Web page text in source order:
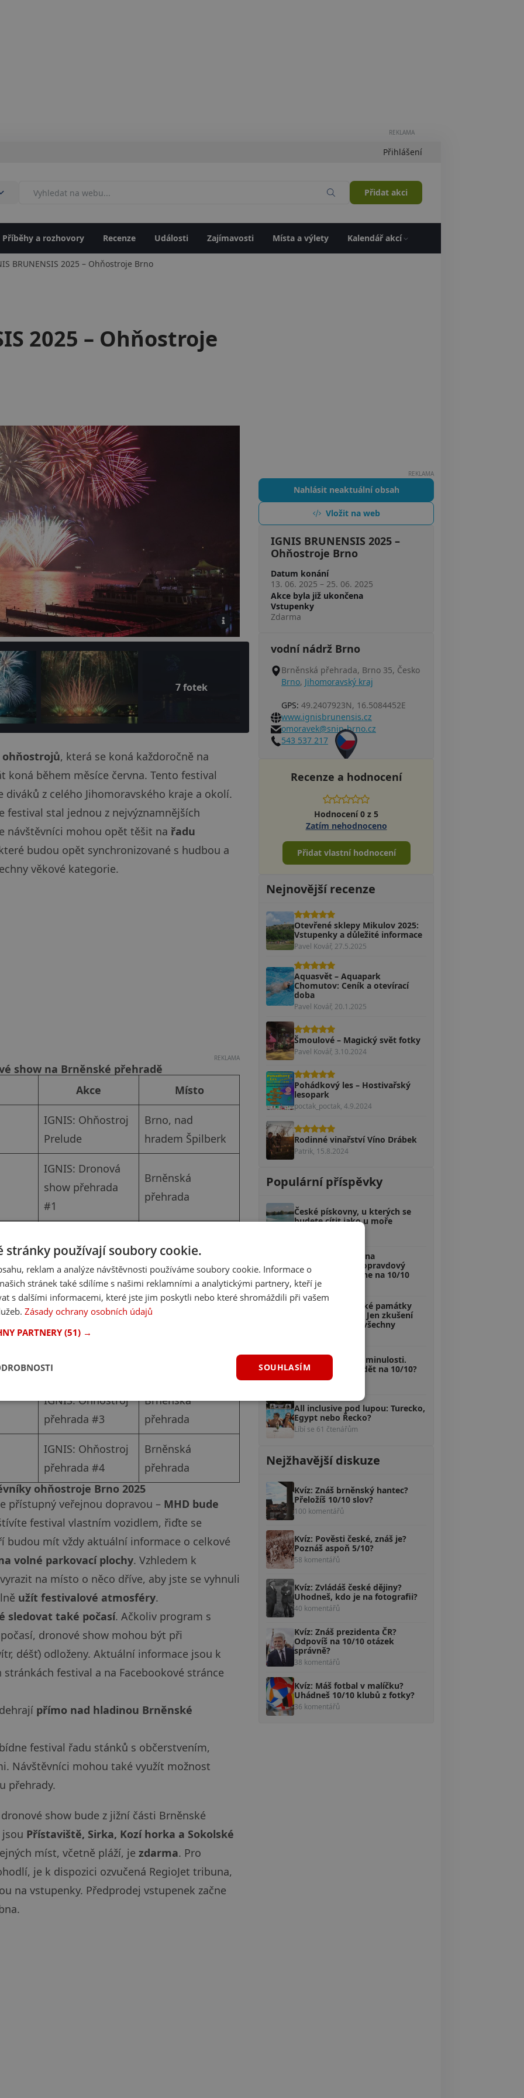
REKLAMA
Přihlášení
Přidat akci
Příběhy a rozhovory Recenze Události Zajímavosti Místa a výlety Kalendář akcí
BRUNENSIS 2025 – Ohňostroje Brno
2025 – Ohňostroje
7 fotek
, která se koná každoročně na
koná během měsíce června. Tento festival
z celého Jihomoravského kraje a okolí.
festival stal jednou z nejvýznamnějších
návštěvníci mohou opět těšit na řadu
budou opět synchronizované s hudbou a
věkové kategorie.
REKLAMA
show na Brněnské přehradě
Akce Místo
IGNIS: Ohňostroj
Prelude
Brno, nad
hradem Špilberk
IGNIS: Dronová
show přehrada
#1
Brněnská
přehrada
přehrada #1
přehrada
IGNIS: Ohňostroj
přehrada #2
Brněnská
přehrada
IGNIS: Dronová
#2
IGNIS: Ohňostroj
přehrada #3
Brněnská
přehrada
IGNIS: Ohňostroj
přehrada #4
Brněnská
přehrada
ohňostroje Brno 2025
přístupný veřejnou dopravou – MHD bude
festival vlastním vozidlem, řiďte se
budou mít vždy aktuální informace o celkové
volné parkovací plochy. Vzhledem k
na místo o něco dříve, aby jste se vyhnuli
užít festivalové atmosféry.
sledovat také počasí. Ačkoliv program s
dronové show mohou být při
déšť) odloženy. Aktuální informace jsou k
festival a na Facebookové stránce
přímo nad hladinou Brněnské
festival řadu stánků s občerstvením,
Návštěvníci mohou také využít možnost
přehrady.
show bude z jižní části Brněnské
Přístaviště, Sirka, Kozí horka a Sokolské
míst, včetně pláží, je zdarma. Pro
je k dispozici ozvučená RegioJet tribuna,
na vstupenky. Předprodej vstupenek začne
REKLAMA
Nahlásit neaktuální obsah
Vložit na web
IGNIS BRUNENSIS 2025 –
Ohňostroje Brno
Datum konání
13. 06. 2025 – 25. 06. 2025
Akce byla již ukončena
Vstupenky
Zdarma
vodní nádrž Brno
Brněnská přehrada, Brno 35, Česko
Brno, Jihomoravský kraj
GPS: 49.2407923N, 16.5084452E
www.ignisbrunensis.cz
omoravek@snip-brno.cz
543 537 217
Recenze a hodnocení
Hodnocení 0 z 5
Zatím nehodnoceno
Přidat vlastní hodnocení
Nejnovější recenze
Otevřené sklepy Mikulov 2025:
Vstupenky a důležité informace
Pavel Kovář, 27.5.2025
Aquasvět – Aquapark
Chomutov: Ceník a otevírací
doba
Pavel Kovář, 20.1.2025
Šmoulové – Magický svět fotky
Pavel Kovář, 3.10.2024
Pohádkový les – Hostivařský
lesopark
poctak_poctak, 4.9.2024
Rodinné vinařství Víno Drábek
Patrik, 15.8.2024
Populární příspěvky
České pískovny, u kterých se
budete cítit jako u moře
Kvíz: Svět hraček na
fotografiích. Jen opravdový
znalec si vzpomene na 10/10
Líbí se 81 čtenářům
Kvíz: Poznáte české památky
podle fotografie? Jen zkušení
turisté uhodnou všechny
Kvíz: Prezidenti v minulosti.
Zvládneš odpovědět na 10/10?
Líbí se 62 čtenářům
All inclusive pod lupou: Turecko,
Egypt nebo Řecko?
Líbí se 61 čtenářům
Nejžhavější diskuze
Kvíz: Znáš brněnský hantec?
Přeložíš 10/10 slov?
100 komentářů
Kvíz: Pověsti české, znáš je?
Poznáš aspoň 5/10?
58 komentářů
Kvíz: Zvládáš české dějiny?
Uhodneš, kdo je na fotografii?
40 komentářů
Kvíz: Znáš prezidenta ČR?
Odpovíš na 10/10 otázek
správně?
38 komentářů
Kvíz: Máš fotbal v malíčku?
Uhádneš 10/10 klubů z fotky?
36 komentářů
stránky používají soubory cookie.
reklam a analýze návštěvnosti používáme soubory cookie. Informace o
stránek také sdílíme s našimi reklamními a analytickými partnery, kteří je
s dalšími informacemi, které jste jim poskytli nebo které shromáždili při vašem
Zásady ochrany osobních údajů
PARTNERY(51) →
SOUHLASÍM